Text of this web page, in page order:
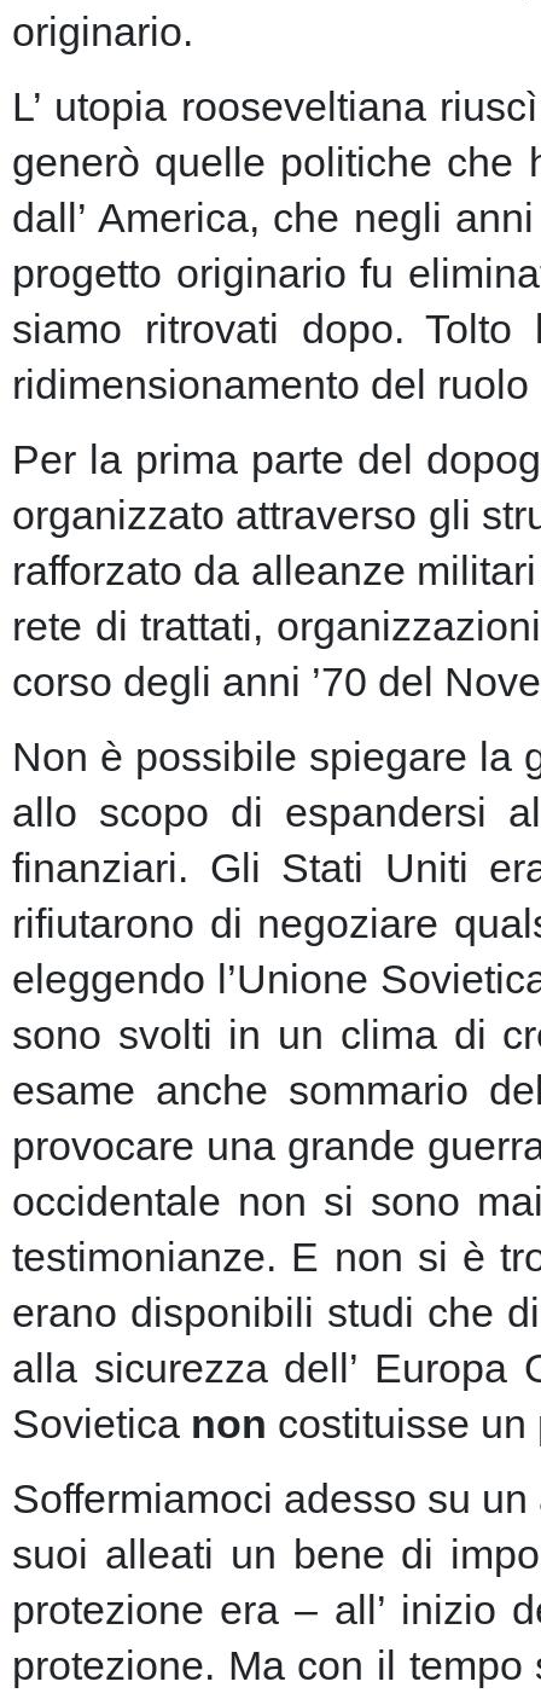
originario.
L’ utopia rooseveltiana
generò quelle politiche che
dall’ America, che negli
progetto originario fu
siamo ritrovati dopo.
ridimensionamento del
Per la prima parte del
organizzato attraverso gli
rafforzato da alleanze
rete di trattati,
corso degli anni ’70 del
Non è possibile spiegare la
allo scopo di espandersi
finanziari. Gli Stati Uniti
rifiutarono di negoziare
eleggendo l’Unione
sono svolti in un clima di
esame anche sommario
provocare una grande
occidentale non si sono
testimonianze. E non si è
erano disponibili studi che
alla sicurezza dell’
Sovietica non costituisse un
Soffermiamoci adesso su
suoi alleati un bene di
protezione era – all’ inizio
protezione. Ma con il tempo